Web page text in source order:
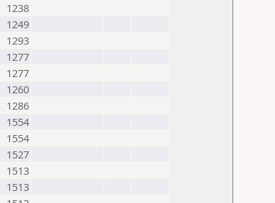
1238
1249
1293
1277
1277
1260
1286
1554
1554
1527
1513
1513